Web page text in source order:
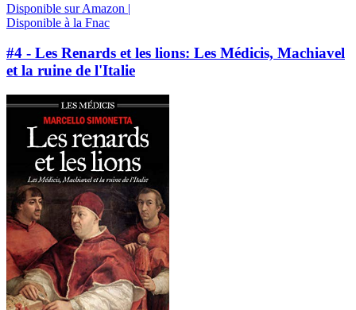
Disponible sur Amazon |
Disponible à la Fnac
#4 - Les Renards et les lions: Les Médicis, Machiavel
et la ruine de l'Italie